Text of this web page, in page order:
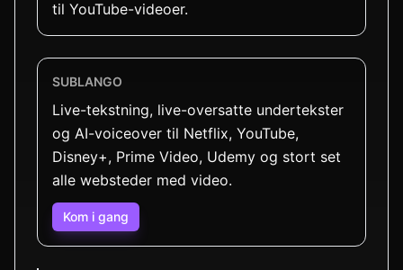
til YouTube-videoer.
SUBLANGO
Live-tekstning, live-oversatte undertekster
og AI-voiceover til Netflix, YouTube,
Disney+, Prime Video, Udemy og stort set
alle websteder med video.
Kom i gang